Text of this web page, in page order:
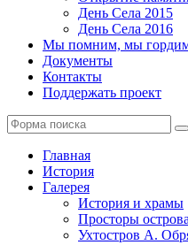
День Села 2015
День Села 2016
Мы помним, мы
Документы
Контакты
Поддержать проект
Главная
История
Галерея
История и храмы
Просторы острова
Ухтостров А.